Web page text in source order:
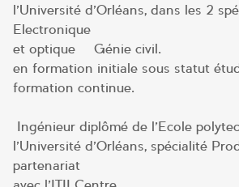
l’Université d’Orléans, dans les 2
Electronique
et optique – Génie civil.
en formation initiale sous statut
formation continue.
Ingénieur diplômé de l’Ecole
l’Université d’Orléans, spécialité
partenariat